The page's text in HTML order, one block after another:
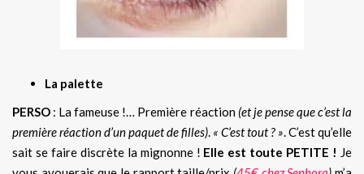
La palette
PERSO : La fameuse !… Première réaction(et je pense que c’est la
première réaction d’un paquet de filles). « C’est tout ? ». C’est qu’elle
sait se faire discrète la mignonne ! Elle est toute PETITE ! Je